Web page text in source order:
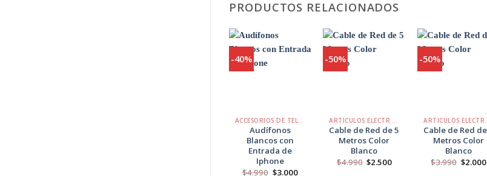
PRODUCTOS RELACIONADOS
-40%
Audífonos
Blancos con
Entrada de
Iphone
$4.990 El
$3.000El
-50%
Cable de Red de 5
Metros Color
Blanco
$4.990 El
$2.500El
-50%
Cable de Red
Metros Color
Blanco
$3.990 El
$2.000El